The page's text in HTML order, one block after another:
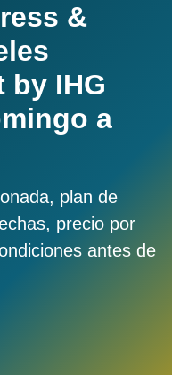
&
by IHG
a
plan de
precio por
antes de